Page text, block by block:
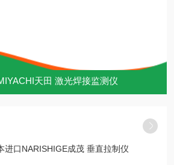
天田 激光焊接监测仪